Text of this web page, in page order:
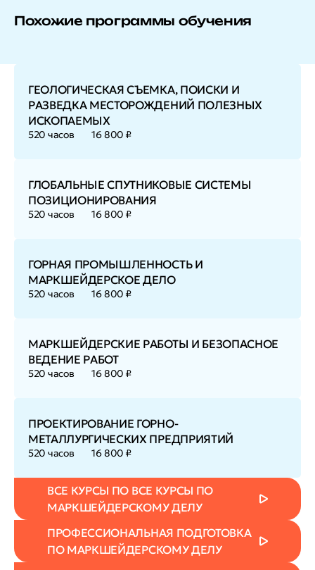
Похожие программы обучения
ГЕОЛОГИЧЕСКАЯ СЪЕМКА, ПОИСКИ И
РАЗВЕДКА МЕСТОРОЖДЕНИЙ ПОЛЕЗНЫХ
ИСКОПАЕМЫХ
520 часов 16 800 ₽
ГЛОБАЛЬНЫЕ СПУТНИКОВЫЕ СИСТЕМЫ
ПОЗИЦИОНИРОВАНИЯ
520 часов 16 800 ₽
ГОРНАЯ ПРОМЫШЛЕННОСТЬ И
МАРКШЕЙДЕРСКОЕ ДЕЛО
520 часов 16 800 ₽
МАРКШЕЙДЕРСКИЕ РАБОТЫ И БЕЗОПАСНОЕ
ВЕДЕНИЕ РАБОТ
520 часов 16 800 ₽
ПРОЕКТИРОВАНИЕ ГОРНО-
МЕТАЛЛУРГИЧЕСКИХ ПРЕДПРИЯТИЙ
520 часов 16 800 ₽
ВСЕ КУРСЫ ПО ВСЕ КУРСЫ ПО
МАРКШЕЙДЕРСКОМУ ДЕЛУ
ПРОФЕССИОНАЛЬНАЯ ПОДГОТОВКА
ПО МАРКШЕЙДЕРСКОМУ ДЕЛУ